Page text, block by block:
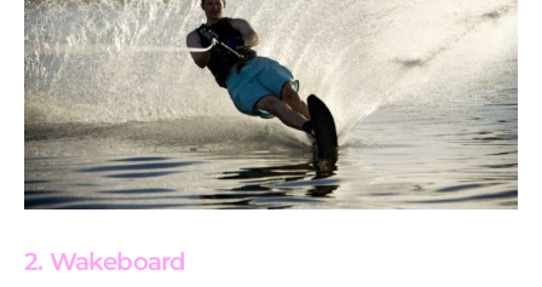
2. Wakeboard